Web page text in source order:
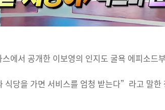
에서 공개한 이보영의 인지도 굴욕 에피소드
당을 가면 서비스를 엄청 받는다”라고 말한